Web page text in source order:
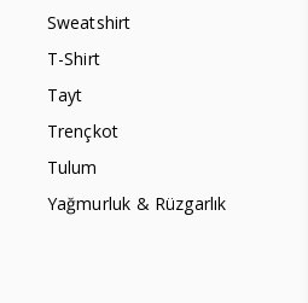
Sweatshirt
T-Shirt
Tayt
Trençkot
Tulum
Yağmurluk & Rüzgarlık